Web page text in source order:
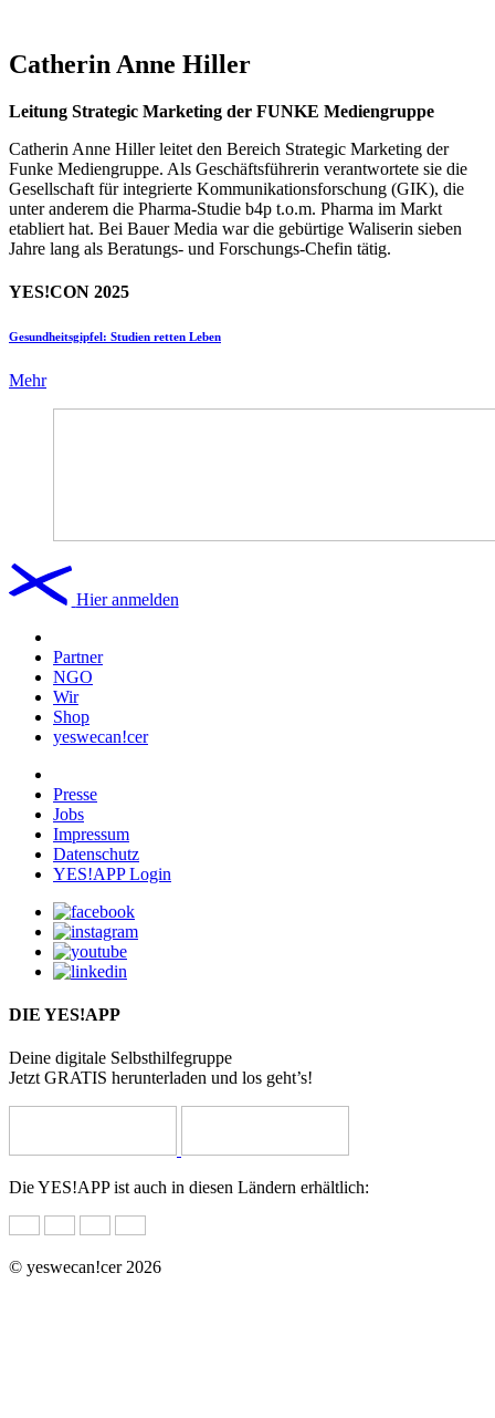
Catherin Anne Hiller
Leitung Strategic Marketing der FUNKE Mediengruppe
Catherin Anne Hiller leitet den Bereich Strategic Marketing der
Funke Mediengruppe. Als Geschäftsführerin verantwortete sie die
Gesellschaft für integrierte Kommunikationsforschung (GIK), die
unter anderem die Pharma-Studie b4p t.o.m. Pharma im Markt
etabliert hat. Bei Bauer Media war die gebürtige Waliserin sieben
Jahre lang als Beratungs- und Forschungs-Chefin tätig.
YES!CON 2025
Gesundheitsgipfel: Studien retten Leben
Mehr
Hier anmelden
Partner
NGO
Wir
Shop
yeswecan!cer
Presse
Jobs
Impressum
Datenschutz
YES!APP Login
DIE YES!APP
Deine digitale Selbsthilfegruppe
Jetzt GRATIS herunterladen und los geht’s!
Die YES!APP ist auch in diesen Ländern erhältlich:
© yeswecan!cer 2026